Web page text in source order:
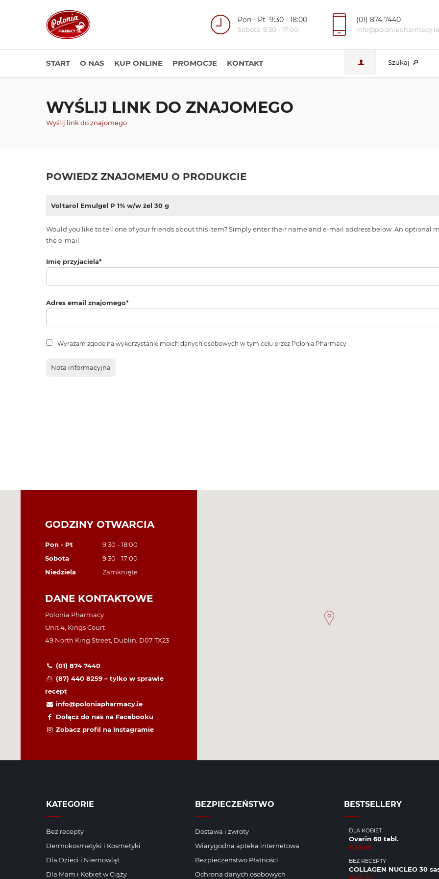
Pon - Pt 9:30 - 18:00
Sobota 9:30 - 17:00
(01) 874 7440
info@poloniapharmacy.ie
Szukaj
START O NAS KUP ONLINE PROMOCJE KONTAKT
WYŚLIJ LINK DO ZNAJOMEGO
Wyślij link do znajomego
POWIEDZ ZNAJOMEMU O PRODUKCIE
Voltarol Emulgel P 1% w/w żel 30 g
Would you like to tell one of your friends about this item? Simply enter their name and e-mail address below. An optional
the e-mail.
Imię przyjaciela*
Adres email znajomego*
Wyrażam zgodę na wykorzystanie moich danych osobowych w tym celu przez Polonia Pharmacy
Nota informacyjna
GODZINY OTWARCIA
Pon - Pt
9:30 - 18:00
Sobota
9:30 - 17:00
Niedziela
Zamknięte
DANE KONTAKTOWE
Polonia Pharmacy
Unit 4, Kings Court
49 North King Street, Dublin, D07 TX23
(01) 874 7440
(87) 440 8259 – tylko w sprawie
recept
info@poloniapharmacy.ie
Dołącz do nas na Facebooku
Zobacz profil na Instagramie
KATEGORIE
Bez recepty
Dermokosmetyki i Kosmetyki
Dla Dzieci i Niemowląt
Dla Mam i Kobiet w Ciąży
BEZPIECZEŃSTWO
Dostawa i zwroty
Wiarygodna apteka internetowa
Bezpieczeństwo Płatności
Ochrona danych osobowych
BESTSELLERY
DLA KOBIET
Ovarin 60 tabl.
€29.00
BEZ RECEPTY
COLLAGEN NUCLEO 30